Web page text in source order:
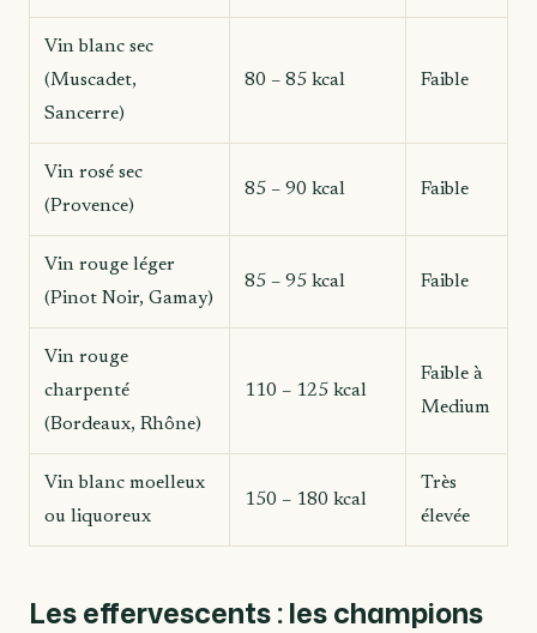
Vin blanc sec
(Muscadet,
Sancerre)
80 – 85 kcal Faible
Vin rosé sec
(Provence)
85 – 90 kcal Faible
Vin rouge léger
(Pinot Noir, Gamay)
85 – 95 kcal Faible
Vin rouge
charpenté
(Bordeaux, Rhône)
110 – 125 kcal
Faible à
Medium
Vin blanc moelleux
ou liquoreux
150 – 180 kcal
Très
élevée
Les effervescents : les champions